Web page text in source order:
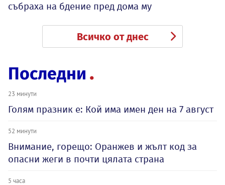
събраха на бдение пред дома му
Всичко от днес
Последни
23 минути
Голям празник е: Кой има имен ден на 7 август
52 минути
Внимание, горещо: Оранжев и жълт код за
опасни жеги в почти цялата страна
5 часа